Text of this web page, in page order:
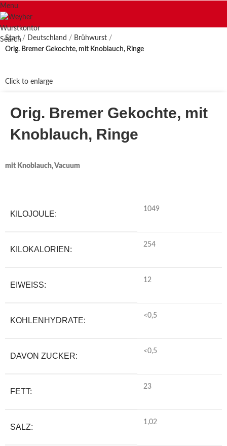
Menu
Search
Start Deutschland
Brühwurst
Orig. Bremer Gekochte, mit Knoblauch, Ringe
Click to enlarge
Orig. Bremer Gekochte, mit
Knoblauch, Ringe
mit Knoblauch, Vacuum
KILOJOULE:
1049
KILOKALORIEN:
254
EIWEISS:
12
KOHLENHYDRATE:
<0,5
DAVON ZUCKER:
<0,5
FETT:
23
SALZ:
1,02